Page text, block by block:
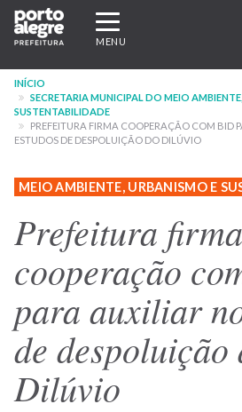
Pular
para
conteúdo
principal
Expandir/recolher
navegação
MENU
INÍCIO
SECRETARIA MUNICIPAL DO MEIO
SUSTENTABILIDADE
PREFEITURA FIRMA COOPERAÇÃO COM BID
ESTUDOS DE DESPOLUIÇÃO DO DILÚVIO
MEIO AMBIENTE, URBANISMO E
Prefeitura firma
cooperação
para auxiliar
de despoluição
Dilúvio